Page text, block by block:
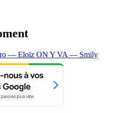
— Eloïz ON Y VA — Smily